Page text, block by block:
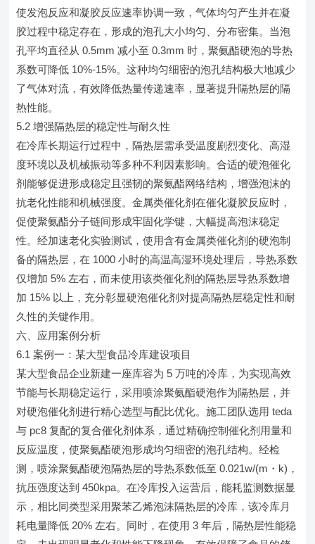
使发泡反应和凝胶反应速率协调一致，气体均匀产生并在凝
胶过程中稳定存在，形成的泡孔大小均匀、分布密集。当泡
孔平均直径从 0.5mm 减小至 0.3mm 时，聚氨酯硬泡的导热
系数可降低 10%-15%。这种均匀细密的泡孔结构极大地减少
了气体对流，有效降低热量传递速率，显著提升隔热层的隔
热性能。
5.2 增强隔热层的稳定性与耐久性
在冷库长期运行过程中，隔热层需承受温度剧烈变化、高湿
度环境以及机械振动等多种不利因素影响。合适的硬泡催化
剂能够促进形成稳定且强韧的聚氨酯网络结构，增强泡沫的
抗老化性能和机械强度。金属类催化剂在催化凝胶反应时，
促使聚氨酯分子链间形成牢固化学键，大幅提高泡沫稳定
性。经加速老化实验测试，使用含有金属类催化剂的硬泡制
备的隔热层，在 1000 小时的高温高湿环境处理后，导热系数
仅增加 5% 左右，而未使用该类催化剂的隔热层导热系数增
加 15% 以上，充分彰显硬泡催化剂对提高隔热层稳定性和耐
久性的关键作用。
六、应用案例分析
6.1 案例一：某大型食品冷库建设项目
某大型食品企业新建一座库容为 5 万吨的冷库，为实现高效
节能与长期稳定运行，采用喷涂聚氨酯硬泡作为隔热层，并
对硬泡催化剂进行精心选型与配比优化。施工团队选用 teda
与 pc8 复配的复合催化剂体系，通过精确控制催化剂用量和
反应温度，使聚氨酯硬泡形成均匀细密的泡孔结构。经检
测，喷涂聚氨酯硬泡隔热层的导热系数低至 0.021w/(m・k)，
抗压强度达到 450kpa。在冷库投入运营后，能耗监测数据显
示，相比同类型采用聚苯乙烯泡沫隔热层的冷库，该冷库月
耗电量降低 20% 左右。同时，在使用 3 年后，隔热层性能稳